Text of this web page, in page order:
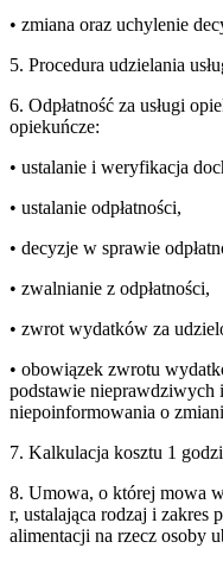
• zmiana oraz uchylenie
5. Procedura udzielania
6. Odpłatność za usługi
opiekuńcze:
• ustalanie i weryfikacja
• ustalanie odpłatności,
• decyzje w sprawie
• zwalnianie z odpłatności,
• zwrot wydatków za
• obowiązek zwrotu
podstawie
niepoinformowania o
7. Kalkulacja kosztu 1
8. Umowa, o której mowa
r, ustalająca rodzaj i zakres
alimentacji na rzecz osoby